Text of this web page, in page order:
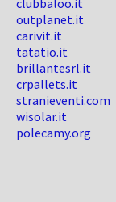
clubbaloo.it
outplanet.it
carivit.it
tatatio.it
brillantesrl.it
crpallets.it
stranieventi.com
wisolar.it
polecamy.org